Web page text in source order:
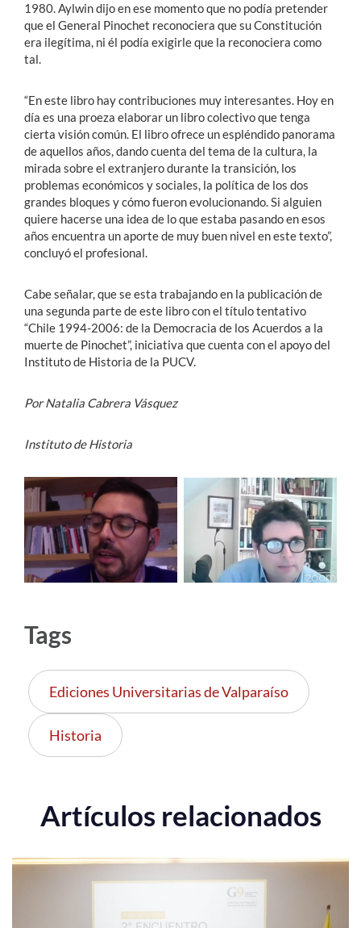
1980. Aylwin dijo en ese momento que no podía pretender
que el General Pinochet reconociera que su Constitución
era ilegítima, ni él podía exigirle que la reconociera como
tal.
“En este libro hay contribuciones muy interesantes. Hoy en
día es una proeza elaborar un libro colectivo que tenga
cierta visión común. El libro ofrece un espléndido panorama
de aquellos años, dando cuenta del tema de la cultura, la
mirada sobre el extranjero durante la transición, los
problemas económicos y sociales, la política de los dos
grandes bloques y cómo fueron evolucionando. Si alguien
quiere hacerse una idea de lo que estaba pasando en esos
años encuentra un aporte de muy buen nivel en este texto”,
concluyó el profesional.
Cabe señalar, que se esta trabajando en la publicación de
una segunda parte de este libro con el título tentativo
“Chile 1994-2006: de la Democracia de los Acuerdos a la
muerte de Pinochet”, iniciativa que cuenta con el apoyo del
Instituto de Historia de la PUCV.
Por Natalia Cabrera Vásquez
Instituto de Historia
Tags
Ediciones Universitarias de Valparaíso
Historia
Artículos relacionados